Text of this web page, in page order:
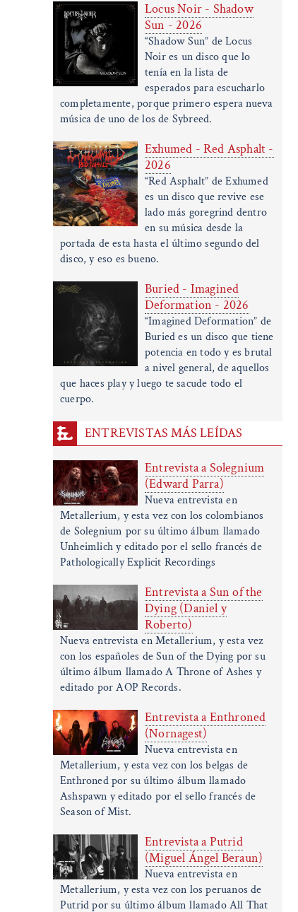
Locus Noir - Shadow
Sun - 2026
“Shadow Sun” de Locus
Noir es un disco que lo
tenía en la lista de
esperados para escucharlo
completamente, porque primero espera nueva
música de uno de los de Sybreed.
Exhumed - Red Asphalt -
2026
“Red Asphalt” de Exhumed
es un disco que revive ese
lado más goregrind dentro
en su música desde la
portada de esta hasta el último segundo del
disco, y eso es bueno.
Buried - Imagined
Deformation - 2026
“Imagined Deformation” de
Buried es un disco que tiene
potencia en todo y es brutal
a nivel general, de aquellos
que haces play y luego te sacude todo el
cuerpo.
ENTREVISTAS MÁS LEÍDAS
Entrevista a Solegnium
(Edward Parra)
Nueva entrevista en
Metallerium, y esta vez con los colombianos
de Solegnium por su último álbum llamado
Unheimlich y editado por el sello francés de
Pathologically Explicit Recordings
Entrevista a Sun of the
Dying (Daniel y
Roberto)
Nueva entrevista en Metallerium, y esta vez
con los españoles de Sun of the Dying por su
último álbum llamado A Throne of Ashes y
editado por AOP Records.
Entrevista a Enthroned
(Nornagest)
Nueva entrevista en
Metallerium, y esta vez con los belgas de
Enthroned por su último álbum llamado
Ashspawn y editado por el sello francés de
Season of Mist.
Entrevista a Putrid
(Miguel Ángel Beraun)
Nueva entrevista en
Metallerium, y esta vez con los peruanos de
Putrid por su último álbum llamado All That